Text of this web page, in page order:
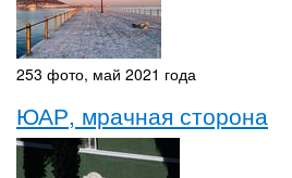
253 фото, май 2021 года
ЮАР, мрачная сторона